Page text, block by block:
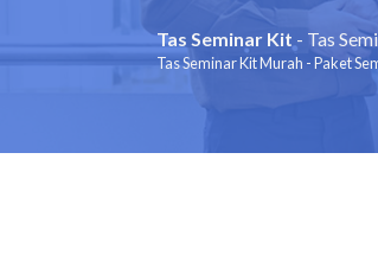
Tas Seminar Kit - Tas
Tas Seminar Kit Murah - Paket